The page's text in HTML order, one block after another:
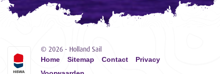
© 2026 - Holland Sail
Home Sitemap Contact
Privacy